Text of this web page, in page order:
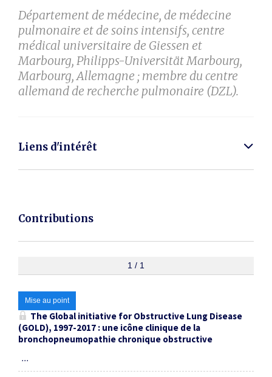
Département de médecine, de médecine
pulmonaire et de soins intensifs, centre
médical universitaire de Giessen et
Marbourg, Philipps-Universität Marbourg,
Marbourg, Allemagne ; membre du centre
allemand de recherche pulmonaire (DZL).
Liens d'intérêt
Contributions
1 / 1
Mise au point
The Global initiative for Obstructive Lung Disease
(GOLD), 1997-2017 : une icône clinique de la
bronchopneumopathie chronique obstructive
...